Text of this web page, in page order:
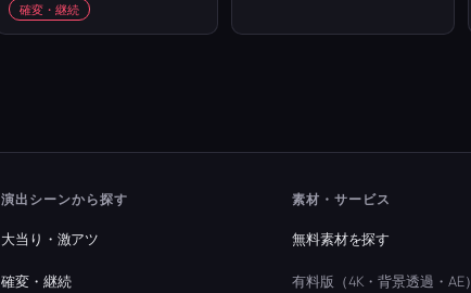
確変・継続
演出シーンから探す
大当り・激アツ
確変・継続
素材・サービス
無料素材を探す
有料版（4K・背景透過・AE）